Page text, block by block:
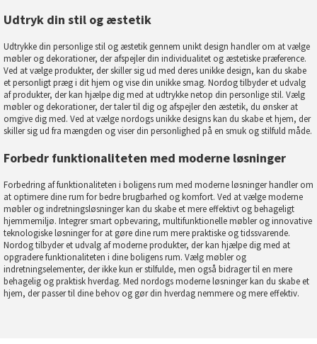
Udtryk din stil og æstetik
Udtrykke din personlige stil og æstetik gennem unikt design handler om at vælge
møbler og dekorationer, der afspejler din individualitet og æstetiske præference.
Ved at vælge produkter, der skiller sig ud med deres unikke design, kan du skabe
et personligt præg i dit hjem og vise din unikke smag. Nordog tilbyder et udvalg
af produkter, der kan hjælpe dig med at udtrykke netop din personlige stil. Vælg
møbler og dekorationer, der taler til dig og afspejler den æstetik, du ønsker at
omgive dig med. Ved at vælge nordogs unikke designs kan du skabe et hjem, der
skiller sig ud fra mængden og viser din personlighed på en smuk og stilfuld måde.
Forbedr funktionaliteten med moderne løsninger
Forbedring af funktionaliteten i boligens rum med moderne løsninger handler om
at optimere dine rum for bedre brugbarhed og komfort. Ved at vælge moderne
møbler og indretningsløsninger kan du skabe et mere effektivt og behageligt
hjemmemiljø. Integrer smart opbevaring, multifunktionelle møbler og innovative
teknologiske løsninger for at gøre dine rum mere praktiske og tidssvarende.
Nordog tilbyder et udvalg af moderne produkter, der kan hjælpe dig med at
opgradere funktionaliteten i dine boligens rum. Vælg møbler og
indretningselementer, der ikke kun er stilfulde, men også bidrager til en mere
behagelig og praktisk hverdag. Med nordogs moderne løsninger kan du skabe et
hjem, der passer til dine behov og gør din hverdag nemmere og mere effektiv.